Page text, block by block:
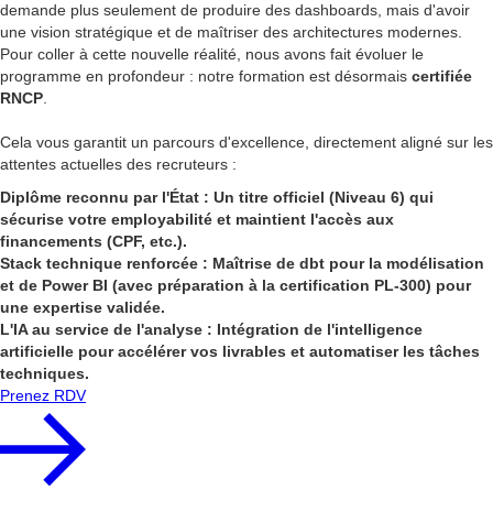
demande plus seulement de produire des dashboards, mais d'avoir
une vision stratégique et de maîtriser des architectures modernes.
Pour coller à cette nouvelle réalité, nous avons fait évoluer le
programme en profondeur : notre formation est désormais certifiée
RNCP
Cela vous garantit un parcours d'excellence, directement aligné sur les
attentes actuelles des recruteurs :
Diplôme reconnu par l'État : Un titre officiel (Niveau 6) qui
sécurise votre employabilité et maintient l'accès aux
financements (CPF, etc.).
Stack technique renforcée : Maîtrise de dbt pour la modélisation
et de Power BI (avec préparation à la certification PL-300) pour
une expertise validée.
L'IA au service de l'analyse : Intégration de l'intelligence
artificielle pour accélérer vos livrables et automatiser les tâches
techniques.
Prenez RDV